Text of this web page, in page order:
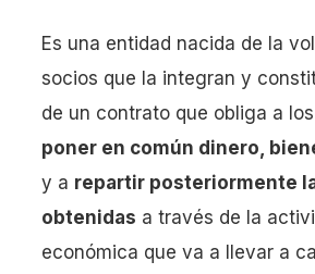
Es una entidad nacida de la
socios que la integran y
de un contrato que obliga a
poner en común dinero,
y a repartir posteriormente
obtenidas a través de la
económica que va a llevar a